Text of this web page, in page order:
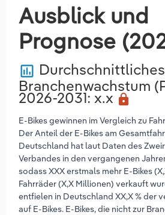
Ausblick und
Prognose
poll Durchschnittliches
Branchenwachstum
2026-2031: x.x lock
E-Bikes gewinnen im Vergleich zu
Der Anteil der E-Bikes am
Deutschland hat laut Daten des
Verbandes in den vergangenen
sodass XXX erstmals mehr E-Bikes
Fahrräder (X,X Millionen) verkauft
entfielen in Deutschland XX,X % der
auf E-Bikes. E-Bikes, die nicht zur